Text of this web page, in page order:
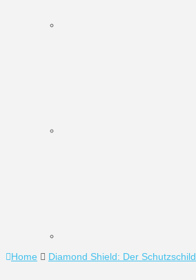
Home Diamond Shield: Der Schutzschild